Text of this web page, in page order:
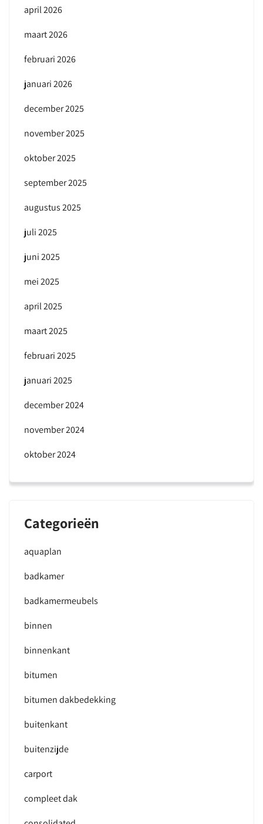
april 2026
maart 2026
februari 2026
januari 2026
december 2025
november 2025
oktober 2025
september 2025
augustus 2025
juli 2025
juni 2025
mei 2025
april 2025
maart 2025
februari 2025
januari 2025
december 2024
november 2024
oktober 2024
Categorieën
aquaplan
badkamer
badkamermeubels
binnen
binnenkant
bitumen
bitumen dakbedekking
buitenkant
buitenzijde
carport
compleet dak